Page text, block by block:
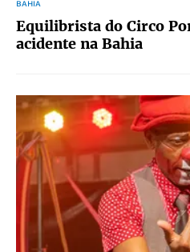
BAHIA
Equilibrista do Circo
acidente na Bahia